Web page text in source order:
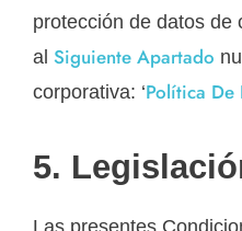
protección de datos de
al Siguiente Apartado
corporativa: ‘Política De
5.
Las presentes